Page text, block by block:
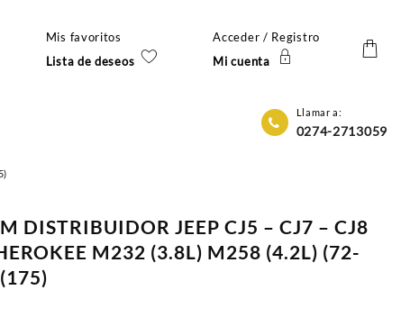
Mis favoritos
Lista de deseos
Acceder / Registro
Mi cuenta
Llamar a:
0274-2713059
DISTRIBUIDOR JEEP CJ5 – CJ7 – CJ8
M232 (3.8L) M258 (4.2L) (72-